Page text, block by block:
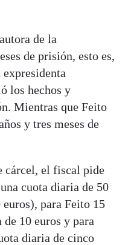
de la
de prisión, esto es,
los hechos y
Mientras que Feito
y tres meses de
cárcel, el fiscal pide
cuota diaria de 50
para Feito 15
10 euros y para
diaria de cinco